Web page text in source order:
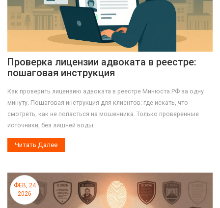
Проверка лицензии адвоката в реестре:
пошаговая инструкция
Как проверить лицензию адвоката в реестре Минюста РФ за одну
минуту. Пошаговая инструкция для клиентов: где искать, что
смотреть, как не попасться на мошенника. Только проверенные
источники, без лишней воды.
Читать Далее
ФЕВ, 24
2026